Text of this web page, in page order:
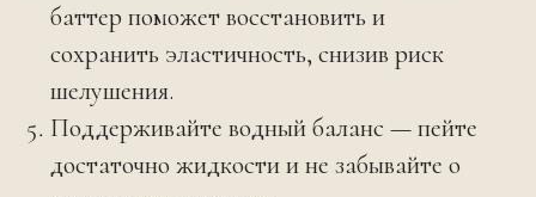
баттер поможет восстановить и
сохранить эластичность, снизив риск
шелушения.
Поддерживайте водный баланс — пейте
достаточно жидкости и не забывайте о